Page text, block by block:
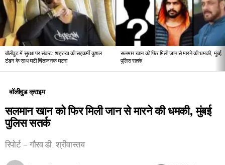
STORIES
बॉलीवुड में सुरक्षा पर संकट: शाहरुख की सहकर्मी कुशल
टंडन के साथ घटी चिंताजनक घटना
सलमान खान को फिर मिली जान से मारने की धमकी, मुंबई
पुलिस सतर्क
बॉलीवुड क्राइम
सलमान खान को फिर मिली जान से मारने की धमकी, मुंबई
पुलिस सतर्क
रिपोर्ट – गौरव डी. श्रीवास्तव